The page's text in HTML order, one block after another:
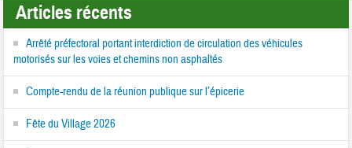
Articles récents
Arrêté préfectoral portant interdiction de circulation des véhicules
motorisés sur les voies et chemins non asphaltés
Compte-rendu de la réunion publique sur l’épicerie
Fête du Village 2026